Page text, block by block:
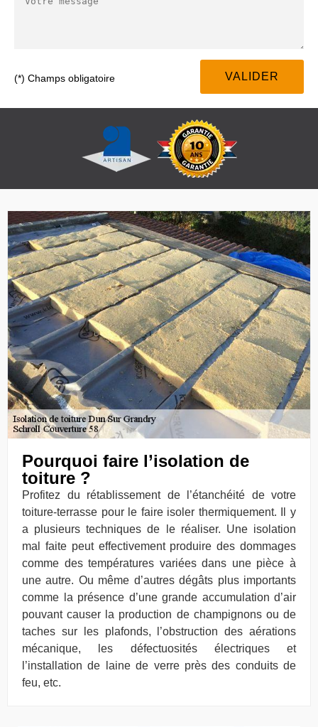
(*) Champs obligatoire
Pourquoi faire l’isolation de
toiture ?
Profitez du rétablissement de l’étanchéité de votre
toiture-terrasse pour le faire isoler thermiquement. Il y
a plusieurs techniques de le réaliser. Une isolation
mal faite peut effectivement produire des dommages
comme des températures variées dans une pièce à
une autre. Ou même d’autres dégâts plus importants
comme la présence d’une grande accumulation d’air
pouvant causer la production de champignons ou de
taches sur les plafonds, l’obstruction des aérations
mécanique, les défectuosités électriques et
l’installation de laine de verre près des conduits de
feu, etc.